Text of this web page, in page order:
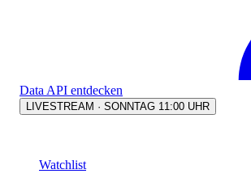
Data API entdecken
LIVESTREAM · SONNTAG 11:00 UHR
Watchlist